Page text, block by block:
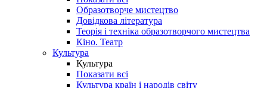
Образотворче мистецтво
Довідкова література
Теорія і техніка образотворчого мистецтва
Кіно. Театр
Культура
Культура
Показати всі
Культура країн і народів світу